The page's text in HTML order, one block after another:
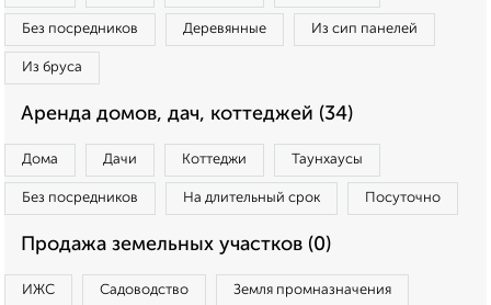
Без посредников Деревянные Из сип панелей
Из бруса
Аренда домов, дач, коттеджей (34)
Дома Дачи Коттеджи Таунхаусы
Без посредников На длительный срок Посуточно
Продажа земельных участков (0)
ИЖС Садоводство Земля промназначения